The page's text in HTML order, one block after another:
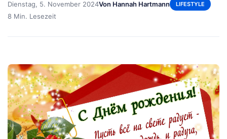
Dienstag, 5. November 2024Von Hannah Hartmann LIFESTYLE
8 Min. Lesezeit